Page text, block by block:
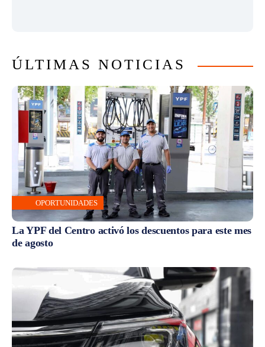
ÚLTIMAS NOTICIAS
OPORTUNIDADES
La YPF del Centro activó los descuentos para este mes
de agosto